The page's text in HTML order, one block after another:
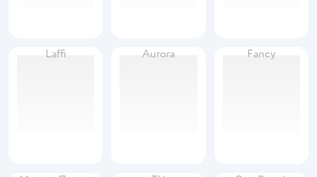
Laffi Aurora Fancy